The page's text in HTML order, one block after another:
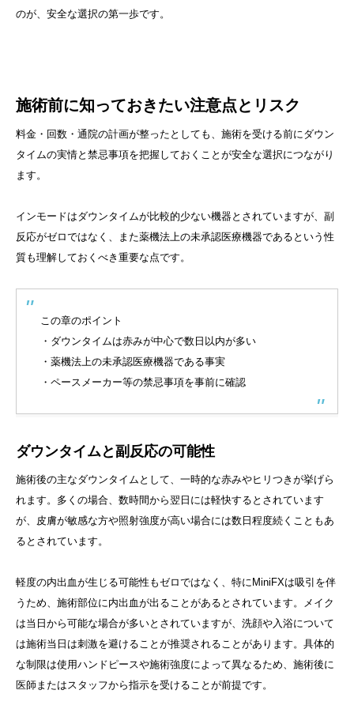
のが、安全な選択の第一歩です。
施術前に知っておきたい注意点とリスク
料金・回数・通院の計画が整ったとしても、施術を受ける前にダウン
タイムの実情と禁忌事項を把握しておくことが安全な選択につながり
ます。
インモードはダウンタイムが比較的少ない機器とされていますが、副
反応がゼロではなく、また薬機法上の未承認医療機器であるという性
質も理解しておくべき重要な点です。
この章のポイント
・ダウンタイムは赤みが中心で数日以内が多い
・薬機法上の未承認医療機器である事実
・ペースメーカー等の禁忌事項を事前に確認
ダウンタイムと副反応の可能性
施術後の主なダウンタイムとして、一時的な赤みやヒリつきが挙げら
れます。多くの場合、数時間から翌日には軽快するとされています
が、皮膚が敏感な方や照射強度が高い場合には数日程度続くこともあ
るとされています。
軽度の内出血が生じる可能性もゼロではなく、特にMiniFXは吸引を伴
うため、施術部位に内出血が出ることがあるとされています。メイク
は当日から可能な場合が多いとされていますが、洗顔や入浴について
は施術当日は刺激を避けることが推奨されることがあります。具体的
な制限は使用ハンドピースや施術強度によって異なるため、施術後に
医師またはスタッフから指示を受けることが前提です。